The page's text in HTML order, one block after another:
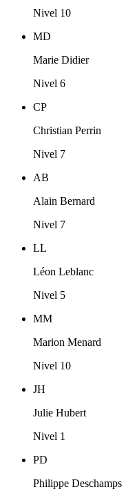
Nivel 10
MD
Marie Didier
Nivel 6
CP
Christian Perrin
Nivel 7
AB
Alain Bernard
Nivel 7
LL
Léon Leblanc
Nivel 5
MM
Marion Menard
Nivel 10
JH
Julie Hubert
Nivel 1
PD
Philippe Deschamps